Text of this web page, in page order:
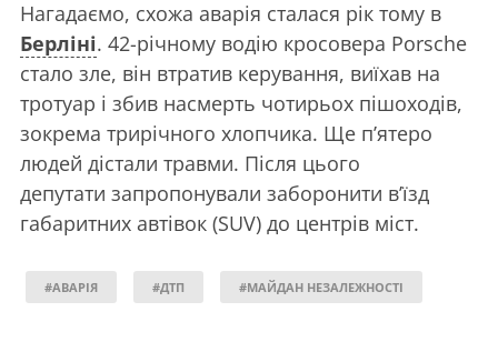
Нагадаємо, схожа аварія сталася рік тому в
Берліні. 42-річному водію кросовера Porsche
стало зле, він втратив керування, виїхав на
тротуар і збив насмерть чотирьох пішоходів,
зокрема трирічного хлопчика. Ще п’ятеро
людей дістали травми. Після цього
депутати запропонували заборонити в’їзд
габаритних автівок (SUV) до центрів міст.
#АВАРІЯ #ДТП #МАЙДАН НЕЗАЛЕЖНОСТІ